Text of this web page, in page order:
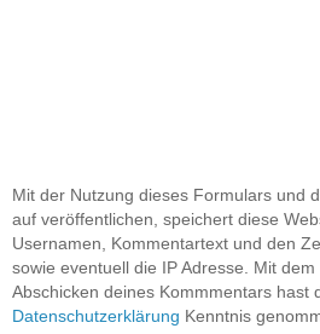
Mit der Nutzung dieses Formulars und
auf veröffentlichen, speichert diese
Usernamen, Kommentartext und den
sowie eventuell die IP Adresse. Mit dem
Abschicken deines Kommmentars hast
Datenschutzerklärung Kenntnis